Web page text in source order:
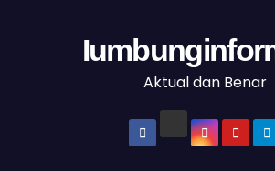
Aktual dan Benar